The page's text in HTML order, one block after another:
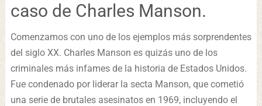
caso de Charles Manson.
Comenzamos con uno de los ejemplos más sorprendentes
del siglo XX. Charles Manson es quizás uno de los
criminales más infames de la historia de Estados Unidos.
Fue condenado por liderar la secta Manson, que cometió
una serie de brutales asesinatos en 1969, incluyendo el